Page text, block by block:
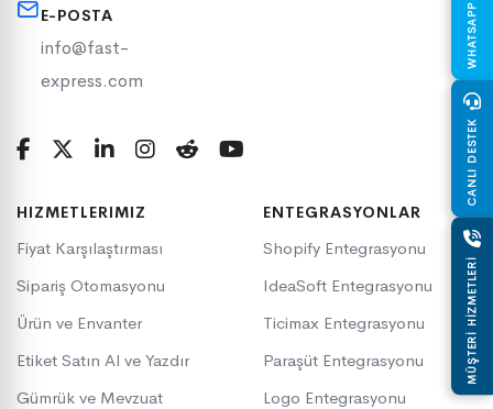
E-POSTA
info@fast-
express.com
HIZMETLERIMIZ
Fiyat Karşılaştırması
Sipariş Otomasyonu
Ürün ve Envanter
Etiket Satın Al ve Yazdır
Gümrük ve Mevzuat
ENTEGRASYONLAR
Shopify Entegrasyonu
IdeaSoft Entegrasyonu
Ticimax Entegrasyonu
Paraşüt Entegrasyonu
Logo Entegrasyonu
WHATSAPP
CANLI DESTEK
MÜŞTERİ HİZMETLERİ